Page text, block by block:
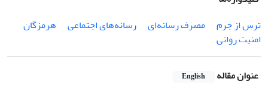
ترس از جرم
مصرف رسانه‌ای رسانه‌های اجتماعی
هرمزگان
امنیت روانی
عنوان مقاله English